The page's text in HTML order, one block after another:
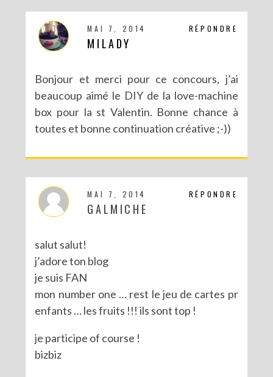
RÉPONDRE
MAI 7, 2014
MILADY
Bonjour et merci pour ce concours, j’ai
beaucoup aimé le DIY de la love-machine
box pour la st Valentin. Bonne chance à
toutes et bonne continuation créative ;-))
RÉPONDRE
MAI 7, 2014
GALMICHE
salut salut!
j’adore ton blog
je suis FAN
mon number one … rest le jeu de cartes pr
enfants … les fruits !!! ils sont top !
je participe of course !
bizbiz